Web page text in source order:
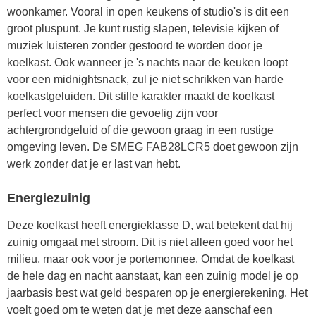
woonkamer. Vooral in open keukens of studio's is dit een
groot pluspunt. Je kunt rustig slapen, televisie kijken of
muziek luisteren zonder gestoord te worden door je
koelkast. Ook wanneer je 's nachts naar de keuken loopt
voor een midnightsnack, zul je niet schrikken van harde
koelkastgeluiden. Dit stille karakter maakt de koelkast
perfect voor mensen die gevoelig zijn voor
achtergrondgeluid of die gewoon graag in een rustige
omgeving leven. De SMEG FAB28LCR5 doet gewoon zijn
werk zonder dat je er last van hebt.
Energiezuinig
Deze koelkast heeft energieklasse D, wat betekent dat hij
zuinig omgaat met stroom. Dit is niet alleen goed voor het
milieu, maar ook voor je portemonnee. Omdat de koelkast
de hele dag en nacht aanstaat, kan een zuinig model je op
jaarbasis best wat geld besparen op je energierekening. Het
voelt goed om te weten dat je met deze aanschaf een